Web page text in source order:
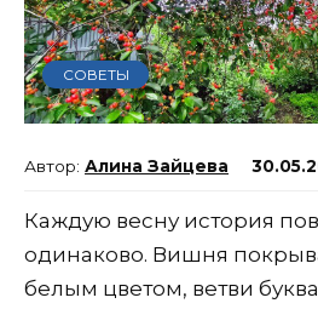
СОВЕТЫ
Алина Зайцева
Каждую весну история
одинаково. Вишня
белым цветом, ветви